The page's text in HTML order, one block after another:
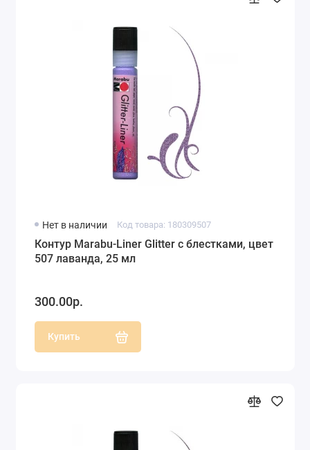
Нет в наличии Код товара: 180309507
Контур Marabu-Liner Glitter с блестками, цвет
507 лаванда, 25 мл
300.00р.
Купить